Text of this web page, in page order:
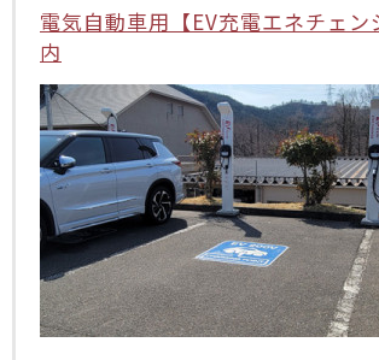
電気自動車用【EV充電エネチェン
内